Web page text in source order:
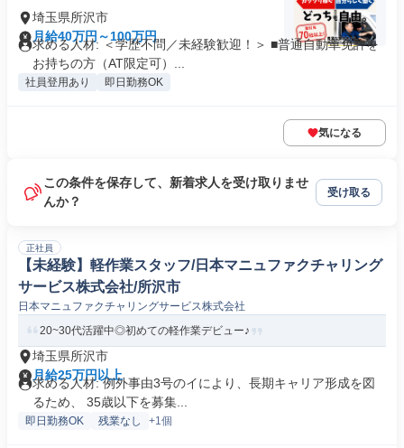
埼玉県所沢市
月給40万円～100万円
求める人材: ＜学歴不問／未経験歓迎！＞ ■普通自動車免許を
お持ちの方（AT限定可）...
社員登用あり 即日勤務OK
気になる
この条件を保存して、新着求人を受け取りませ
んか？
受け取る
正社員
【未経験】軽作業スタッフ/日本マニュファクチャリング
サービス株式会社/所沢市
日本マニュファクチャリングサービス株式会社
20~30代活躍中◎初めての軽作業デビュー♪
埼玉県所沢市
月給25万円以上
求める人材: 例外事由3号のイにより、長期キャリア形成を図
るため、 35歳以下を募集...
即日勤務OK 残業なし +1個